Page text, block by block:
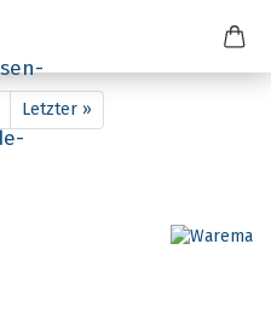
Letzter »